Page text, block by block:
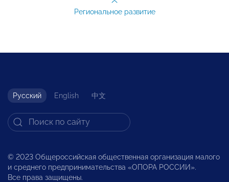
Региональное развитие
Русский English 中文
© 2023 Общероссийская общественная организация малого
и среднего предпринимательства «ОПОРА РОССИИ».
Все права защищены.